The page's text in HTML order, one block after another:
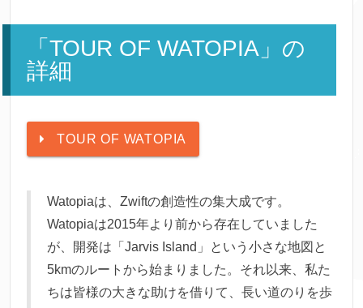
「TOUR OF WATOPIA」の
詳細
TOUR OF WATOPIA
Watopiaは、Zwiftの創造性の集大成です。
Watopiaは2015年より前から存在していました
が、開発は「Jarvis Island」という小さな地図と
5kmのルートから始まりました。それ以来、私た
ちは皆様の大きな助けを借りて、長い道のりを歩